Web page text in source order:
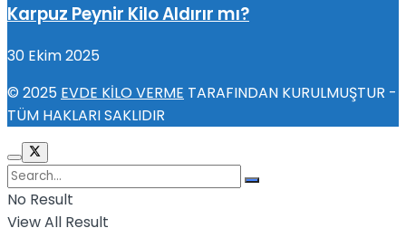
Karpuz Peynir Kilo Aldırır mı?
30 Ekim 2025
© 2025 EVDE KİLO VERME TARAFINDAN KURULMUŞTUR -
TÜM HAKLARI SAKLIDIR
No Result
View All Result